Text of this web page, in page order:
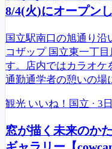
8/4(火)にオープン
国立駅南口の旭通り沿
コザップ 国立東一丁
す。店内ではカラオケ
通勤通学者の憩いの場
観光 いいね！国立 · 3
窓が描く未来のか